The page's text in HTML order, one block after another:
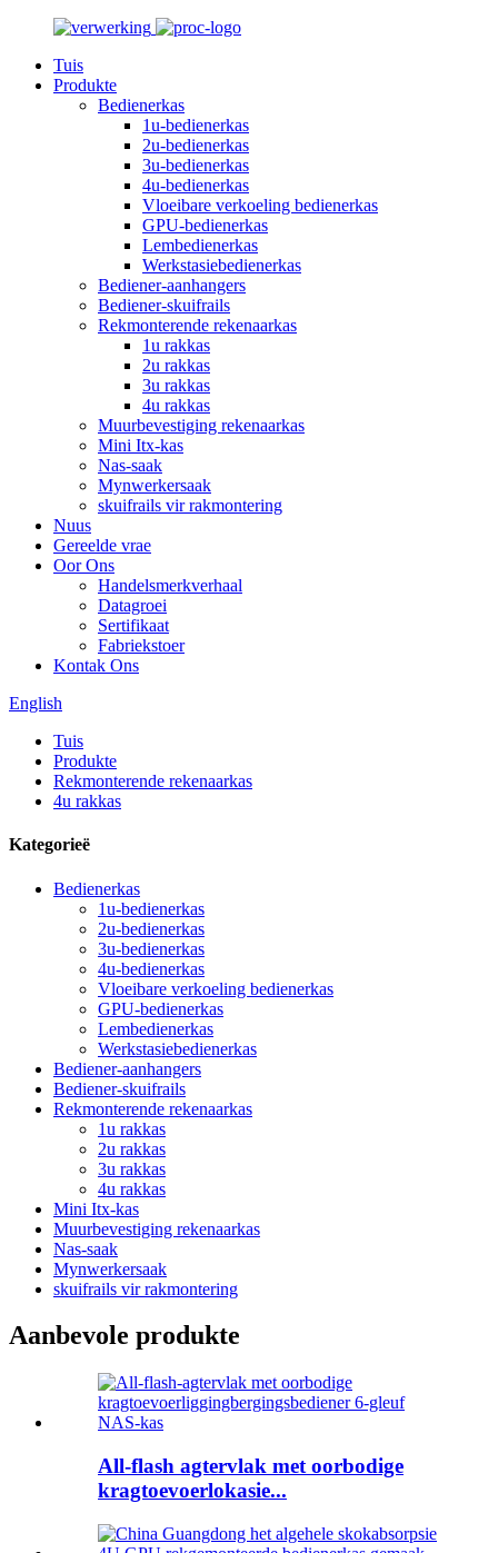
Tuis
Produkte
Bedienerkas
1u-bedienerkas
2u-bedienerkas
3u-bedienerkas
4u-bedienerkas
Vloeibare verkoeling bedienerkas
GPU-bedienerkas
Lembedienerkas
Werkstasiebedienerkas
Bediener-aanhangers
Bediener-skuifrails
Rekmonterende rekenaarkas
1u rakkas
2u rakkas
3u rakkas
4u rakkas
Muurbevestiging rekenaarkas
Mini Itx-kas
Nas-saak
Mynwerkersaak
skuifrails vir rakmontering
Nuus
Gereelde vrae
Oor Ons
Handelsmerkverhaal
Datagroei
Sertifikaat
Fabriekstoer
Kontak Ons
English
Tuis
Produkte
Rekmonterende rekenaarkas
4u rakkas
Kategorieë
Bedienerkas
1u-bedienerkas
2u-bedienerkas
3u-bedienerkas
4u-bedienerkas
Vloeibare verkoeling bedienerkas
GPU-bedienerkas
Lembedienerkas
Werkstasiebedienerkas
Bediener-aanhangers
Bediener-skuifrails
Rekmonterende rekenaarkas
1u rakkas
2u rakkas
3u rakkas
4u rakkas
Mini Itx-kas
Muurbevestiging rekenaarkas
Nas-saak
Mynwerkersaak
skuifrails vir rakmontering
Aanbevole produkte
All-flash agtervlak met oorbodige
kragtoevoerlokasie...